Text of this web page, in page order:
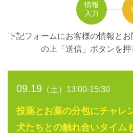
情報
入力
下記フォームにお客様の情報と
の上
「送信」ボタンを押
09.19 （土）13:00-15:30
投薬とお薬の分包にチャレ
犬たちとの触れ合いタイム